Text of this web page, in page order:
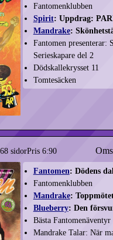
Fantomenklubben
Spirit: Uppdrag:
Mandrake:
Fantomen presenterar:
Serieskapare del 2
Dödskallekrysset 11
Tomtesäcken
68 sidorPris 6:90
Fantomen: Dödens dal
Fantomenklubben
Mandrake:
Blueberry: Den
Bästa Fantomenäventyr
Mandrake Talar: När